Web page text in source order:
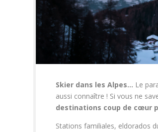
Skier dans les Alpes… Le
aussi connaître ! Si vous ne
destinations coup de cœur
Stations familiales, eldorados